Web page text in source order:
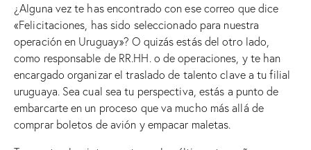
¿Alguna vez te has encontrado con ese correo que dice
«Felicitaciones, has sido seleccionado para nuestra
operación en Uruguay»? O quizás estás del otro lado,
como responsable de RR.HH. o de operaciones, y te han
encargado organizar el traslado de talento clave a tu filial
uruguaya. Sea cual sea tu perspectiva, estás a punto de
embarcarte en un proceso que va mucho más allá de
comprar boletos de avión y empacar maletas.